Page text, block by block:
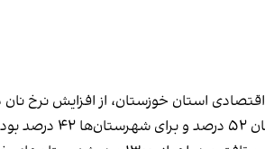
استان خوزستان، از افزایش نرخ نان